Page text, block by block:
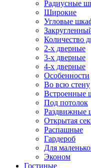
Радиусные
Широкие
Угловые
Количество
2-х дверные
3-х дверные
4-х дверные
Особенности
Во всю стену
Встроенные
Под потолок
Раздвижные
Открытая
Распашные
Гардероб
Для
Эконом
Гостиные